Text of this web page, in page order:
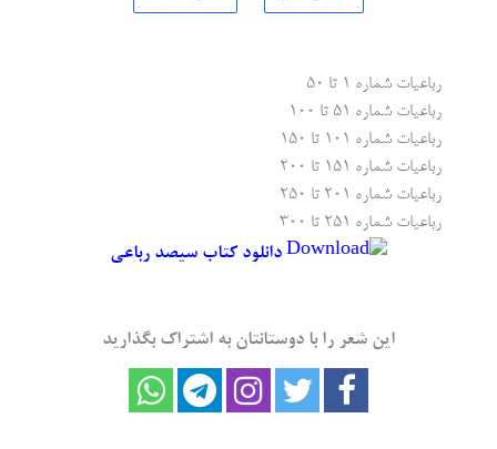
رباعیات شماره ۱ تا ۵۰
رباعیات شماره ۵۱ تا ۱۰۰
رباعیات شماره ۱۰۱ تا ۱۵۰
رباعیات شماره ۱۵۱ تا ۲۰۰
رباعیات شماره ۲۰۱ تا ۲۵۰
رباعیات شماره ۲۵۱ تا ۳۰۰
دانلود کتاب سیصد رباعی
این شعر را با دوستانتان به اشتراک بگذارید